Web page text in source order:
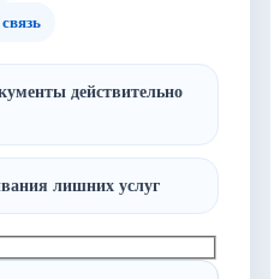
действительно
лишних услуг